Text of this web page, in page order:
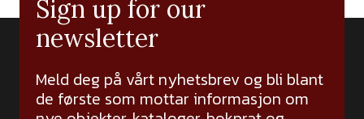
Sign up for our
newsletter
Meld deg på vårt nyhetsbrev og bli blant
de første som mottar informasjon om